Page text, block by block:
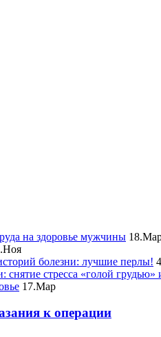
на здоровье мужчины
болезни: лучшие перлы!
снятие стресса «голой грудью»
17.Мар
к операции